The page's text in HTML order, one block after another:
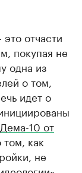
отчасти
покупая не
одна из
о том,
идет о
Дема-10 от
том, как
не